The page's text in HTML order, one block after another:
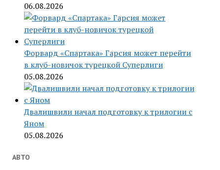
06.08.2026
Форвард «Спартака» Гарсия может перейти
в клуб-новичок турецкой Суперлиги
05.08.2026
Двалишвили начал подготовку к трилогии с
Яном
05.08.2026
АВТО